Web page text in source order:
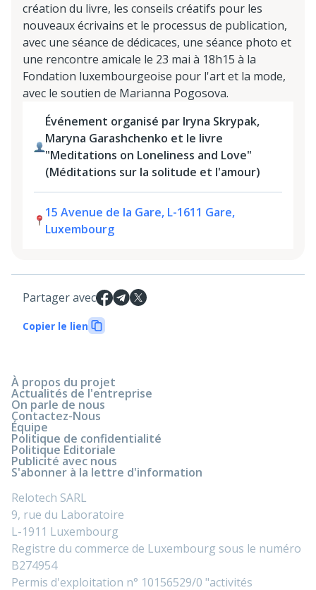
création du livre, les conseils créatifs pour les
nouveaux écrivains et le processus de publication,
avec une séance de dédicaces, une séance photo et
une rencontre amicale le 23 mai à 18h15 à la
Fondation luxembourgeoise pour l'art et la mode,
avec le soutien de Marianna Pogosova.
Événement organisé par Iryna Skrypak,
Maryna Garashchenko et le livre
"Meditations on Loneliness and Love"
(Méditations sur la solitude et l'amour)
15 Avenue de la Gare, L-1611 Gare,
Luxembourg
Partager avec
Copier le lien
À propos du projet
Actualités de l'entreprise
On parle de nous
Contactez-Nous
Équipe
Politique de confidentialité
Politique Editoriale
Publicité avec nous
S'abonner à la lettre d'information
Relotech SARL
9, rue du Laboratoire
L-1911 Luxembourg
Registre du commerce de Luxembourg sous le numéro
B274954
Permis d'exploitation n° 10156529/0 "activités